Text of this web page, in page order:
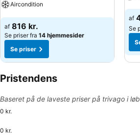
Aircondition
Se priser
af 816 kr.
Se priser fra 14 hjemmesider
Se priser
Se
af
Se
Pristendens
Baseret på de laveste priser på trivago i
0 kr.
0 kr.